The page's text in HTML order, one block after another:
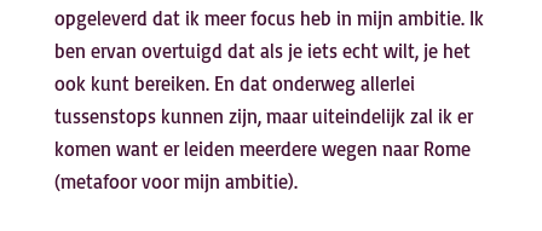
opgeleverd dat ik meer focus heb in mijn ambitie. Ik
ben ervan overtuigd dat als je iets echt wilt, je het
ook kunt bereiken. En dat onderweg allerlei
tussenstops kunnen zijn, maar uiteindelijk zal ik er
komen want er leiden meerdere wegen naar Rome
(metafoor voor mijn ambitie).